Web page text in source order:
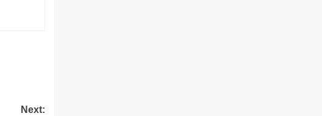
Next: